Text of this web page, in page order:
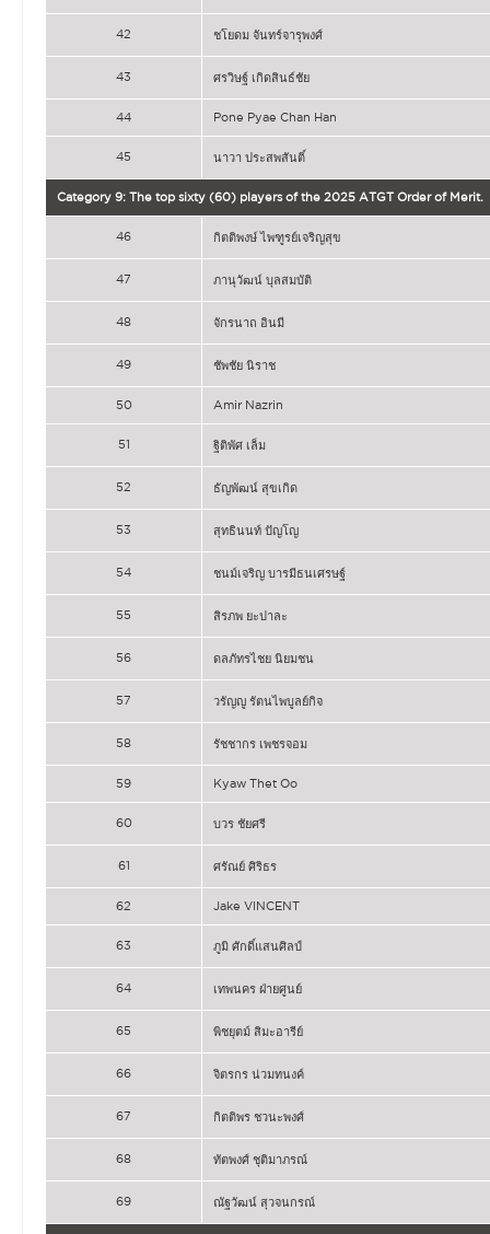
42 ชโยดม จันทร์จารุพงศ์
43 ศรวิษฐ์ เกิดสินธ์ชัย
44 Pone Pyae Chan Han
45 นาวา ประสพสันติ์
Category 9: The top sixty (60) players of the 2025 ATGT Order of Merit.
46 กิตติพงษ์ ไพฑูรย์เจริญสุข
47 ภานุวัฒน์ บุลสมบัติ
48 จักรนาถ อินมี
49 ชัพชัย นิราช
50 Amir Nazrin
51 ฐิติพัศ เล็ม
52 ธัญพัฒน์ สุขเกิด
53 สุทธินนท์ ปัญโญ
54 ชนม์เจริญ บารมีธนเศรษฐ์
55 สิรภพ ยะปาละ
56 ดลภัทรไชย นิยมชน
57 วรัญญู รัตนไพบูลย์กิจ
58 รัชชากร เพชรจอม
59 Kyaw Thet Oo
60 บวร ชัยศรี
61 ศรัณย์ ศิริธร
62 Jake VINCENT
63 ภูมิ ศักดิ์แสนศิลป์
64 เทพนคร ฝ่ายศูนย์
65 พิชยุตม์ สิมะอารีย์
66 จิตรกร น่วมทนงค์
67 กิตติพร ชวนะพงศ์
68 ทัตพงศ์ ชุติมาภรณ์
69 ณัฐวัฒน์ สุวจนกรณ์